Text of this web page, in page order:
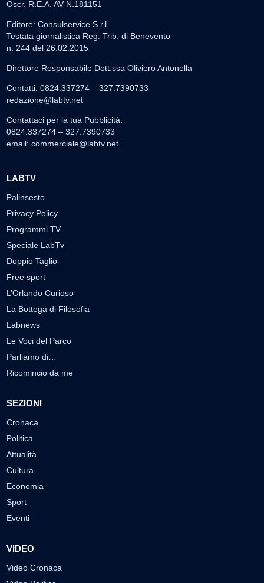
Oscr. R.E.A. AV N.181151
Editore: Consulservice S.r.l.
Testata giornalistica Reg. Trib. di Benevento
n. 244 del 26.02.2015
Direttore Responsabile Dott.ssa Oliviero Antonella
Contatti: 0824.337274 – 327.7390733
redazione@labtv.net
Contattaci per la tua Pubblicità:
0824.337274 – 327.7390733
email: commerciale@labtv.net
LABTV
Palinsesto
Privacy Policy
Programmi TV
Speciale LabTv
Doppio Taglio
Free sport
L’Orlando Curioso
La Bottega di Filosofia
Labnews
Le Voci del Parco
Parliamo di…
Ricomincio da me
SEZIONI
Cronaca
Politica
Attualità
Cultura
Economia
Sport
Eventi
VIDEO
Video Cronaca